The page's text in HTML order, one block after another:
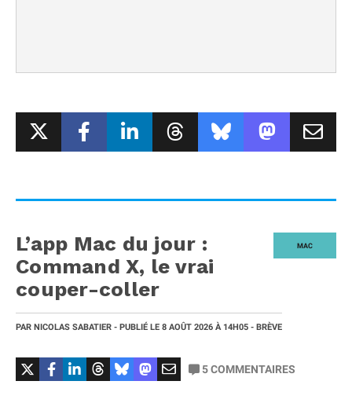
MAC
L’app Mac du jour :
Command X, le vrai
couper-coller
PAR NICOLAS SABATIER - PUBLIÉ LE 8 AOÛT 2026 À 14H05 - BRÈVE
5COMMENTAIRES